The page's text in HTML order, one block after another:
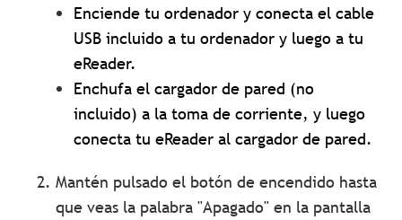
Enciende tu ordenador y conecta el cable
USB incluido a tu ordenador y luego a tu
eReader.
Enchufa el cargador de pared (no
incluido) a la toma de corriente, y luego
conecta tu eReader al cargador de pared.
Mantén pulsado el botón de encendido hasta
que veas la palabra "Apagado" en la pantalla